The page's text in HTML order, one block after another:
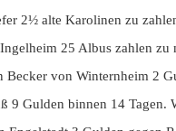
2½ alte Karolinen zu
25 Albus zahlen
Becker von Winternheim 2
9 Gulden binnen 14 Tagen.